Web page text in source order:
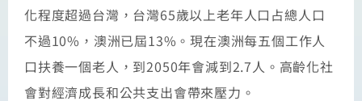
化程度超過台灣，台灣65歲以上老年人口占總人口
不過10%，澳洲已屆13%。現在澳洲每五個工作人
口扶養一個老人，到2050年會減到2.7人。高齡化社
會對經濟成長和公共支出會帶來壓力。